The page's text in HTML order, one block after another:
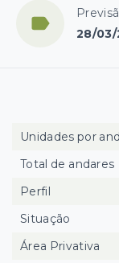
28/03/
Unidades por
Total de andares
Perfil
Situação
Área Privativa